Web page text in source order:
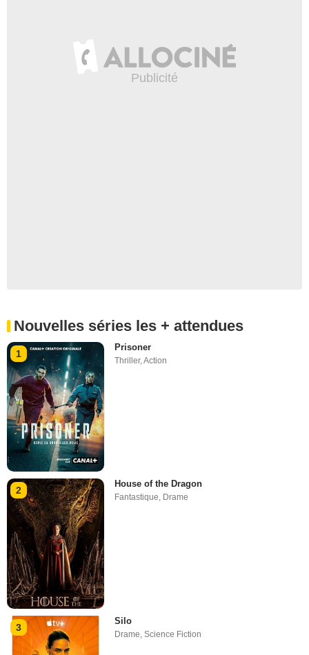
Nouvelles séries les + attendues
1
Prisoner
Thriller,Action
2
House of the Dragon
Fantastique, Drame
3
Silo
Drame ,Science Fiction